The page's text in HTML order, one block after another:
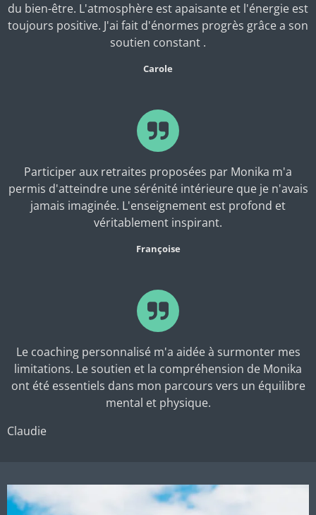
du bien-être. L'atmosphère est apaisante et l'énergie est
toujours positive. J'ai fait d'énormes progrès grâce a son
soutien constant .
Carole
Participer aux retraites proposées par Monika m'a
permis d'atteindre une sérénité intérieure que je n'avais
jamais imaginée. L'enseignement est profond et
véritablement inspirant.
Françoise
Le coaching personnalisé m'a aidée à surmonter mes
limitations. Le soutien et la compréhension de Monika
ont été essentiels dans mon parcours vers un équilibre
mental et physique.
Claudie